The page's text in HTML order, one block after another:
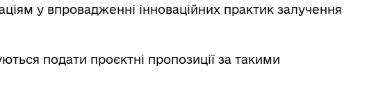
у впровадженні інноваційних практик залучення
подати проєктні пропозиції за такими